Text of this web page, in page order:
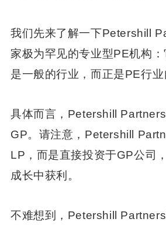
我们先来了解一下Petershill
家极为罕见的专业型PE机构
是一般的行业，而正是PE行业
具体而言，Petershill
GP。请注意，Petershill
LP，而是直接投资于GP公司
成长中获利。
不难想到，Petershill